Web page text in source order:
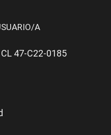
A
47-C22-0185